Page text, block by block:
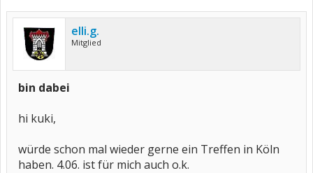
elli.g.
Mitglied
bin dabei
hi kuki,
würde schon mal wieder gerne ein Treffen in Köln
haben. 4.06. ist für mich auch o.k.